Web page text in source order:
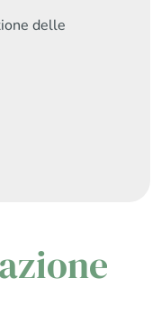
delle